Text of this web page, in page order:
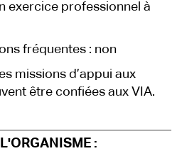
exercice professionnel à
fréquentes : non
missions d’appui aux
être confiées aux VIA.
: